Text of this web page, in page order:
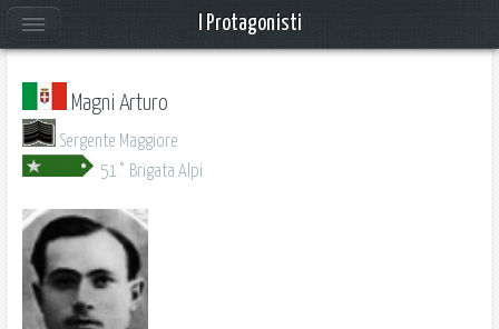
Magni Arturo
Sergente Maggiore
51° Brigata Alpi
I Protagonisti